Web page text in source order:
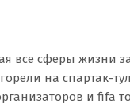
все сферы жизни
на спартак-
и fifa